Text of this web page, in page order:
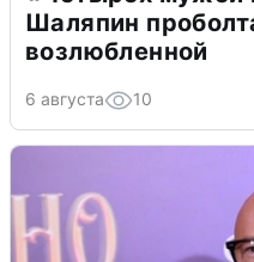
Шаляпин
возлюбленной
6 августа 10